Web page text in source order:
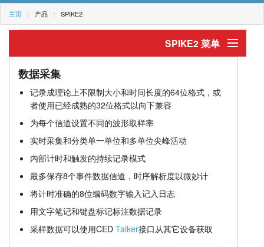
主页
产品
价格
下载
支持
主页 产品 SPIKE2
SPIKE2 菜单
脚本语言
数据采集
记录成理论上不限制大小和时间长度的64位格式，或
者使用已经成熟的32位格式以向下兼容
为每个信道设置不同的波形取样率
实时采集和分类单一单位和多单位尖峰活动
内部计时和触发的持续记录模式
最多保存8个事件数据信道，时序解析度以微妙计
将计时准确的8位编码数字输入记入日志
用文字笔记和键盘标记标注数据记录
采样数据可以使用CED Talker接口从其它设备获取